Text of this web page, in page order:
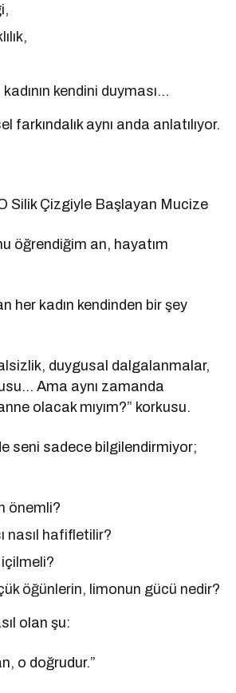
kendini duyması…
farkındalık aynı anda anlatılıyor.
Silik Çizgiyle Başlayan Mucize
öğrendiğim an, hayatım
her kadın kendinden bir şey
duygusal dalgalanmalar,
Ama aynı zamanda
olacak mıyım?” korkusu.
seni sadece bilgilendirmiyor;
önemli?
nasıl hafifletilir?
öğünlerin, limonun gücü nedir?
olan şu:
o doğrudur.”